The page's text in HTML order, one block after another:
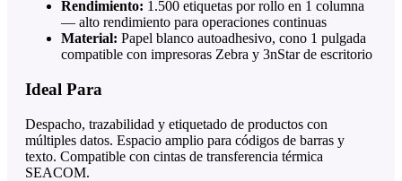
Rendimiento: 1.500 etiquetas por rollo en 1 columna
— alto rendimiento para operaciones continuas
Material: Papel blanco autoadhesivo, cono 1 pulgada
compatible con impresoras Zebra y 3nStar de escritorio
Ideal Para
Despacho, trazabilidad y etiquetado de productos con
múltiples datos. Espacio amplio para códigos de barras y
texto. Compatible con cintas de transferencia térmica
SEACOM.